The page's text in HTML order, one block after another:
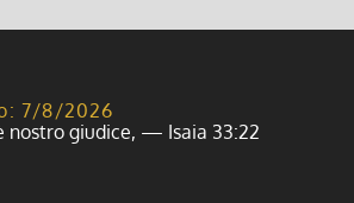
7/8/2026
nostro giudice, — Isaia 33:22